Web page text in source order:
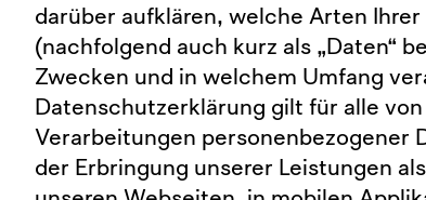
darüber aufklären, welche Arten
(nachfolgend auch kurz als „Daten“
Zwecken und in welchem Umfang
Datenschutzerklärung gilt für alle
Verarbeitungen personenbezogener
der Erbringung unserer Leistungen